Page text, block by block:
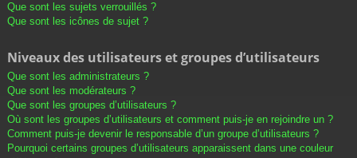
Que sont les sujets verrouillés ?
Que sont les icônes de sujet ?
Niveaux des utilisateurs et groupes d’utilisateurs
Que sont les administrateurs ?
Que sont les modérateurs ?
Que sont les groupes d’utilisateurs ?
Où sont les groupes d’utilisateurs et comment puis-je en rejoindre un ?
Comment puis-je devenir le responsable d’un groupe d’utilisateurs ?
Pourquoi certains groupes d’utilisateurs apparaissent dans une couleur